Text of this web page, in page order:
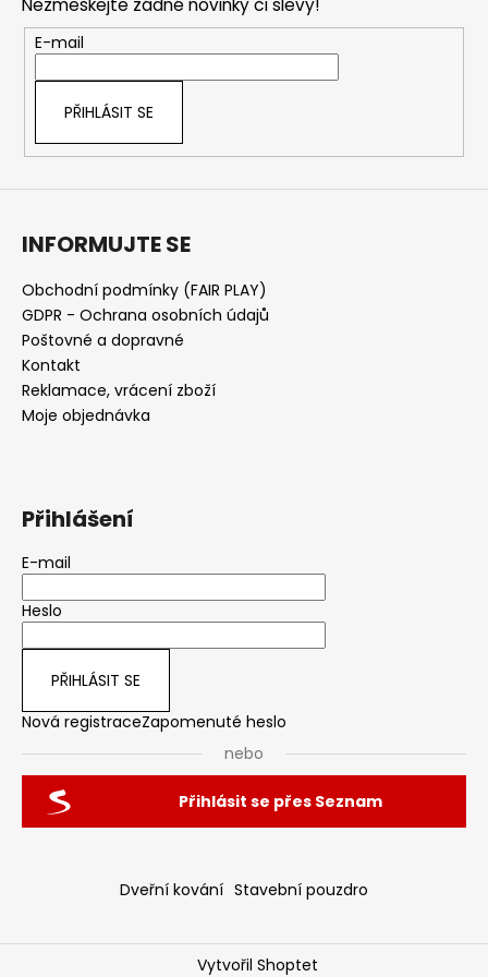
E-mail
PŘIHLÁSIT SE
INFORMUJTE SE
Obchodní podmínky (FAIR PLAY)
GDPR - Ochrana osobních údajů
Poštovné a dopravné
Kontakt
Reklamace, vrácení zboží
Moje objednávka
Přihlášení
E-mail
Heslo
PŘIHLÁSIT SE
Nová registraceZapomenuté heslo
nebo
Přihlásit se přes Seznam
Dveřní kování Stavební pouzdro
Vytvořil Shoptet